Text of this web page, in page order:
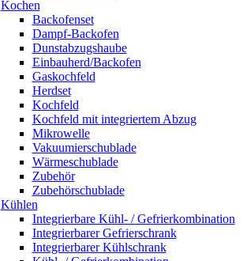
Kochen
Backofenset
Dampf-Backofen
Dunstabzugshaube
Einbauherd/Backofen
Gaskochfeld
Herdset
Kochfeld
Kochfeld mit integriertem Abzug
Mikrowelle
Vakuumierschublade
Wärmeschublade
Zubehör
Zubehörschublade
Kühlen
Integrierbare Kühl- / Gefrierkombination
Integrierbarer Gefrierschrank
Integrierbarer Kühlschrank